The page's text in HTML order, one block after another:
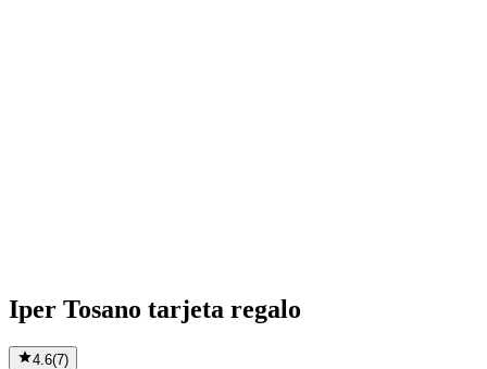
Iper Tosano tarjeta regalo
4.6(7)